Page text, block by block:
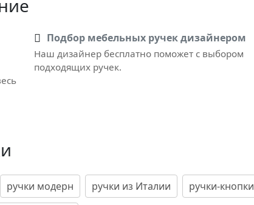
Подбор мебельных ручек дизайнером
Наш дизайнер бесплатно поможет с выбором
подходящих ручек.
ручки модерн ручки из Италии ручки-кнопки